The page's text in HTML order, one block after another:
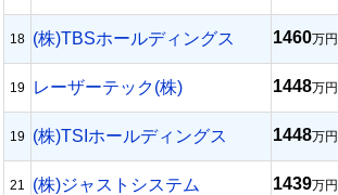
18 (株)TBSホールディングス 1460万円
19 レーザーテック(株) 1448万円
19 (株)TSIホールディングス 1448万円
21 (株)ジャストシステム 1439万円